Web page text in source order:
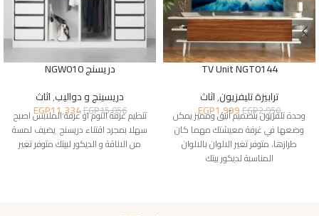
TV Unit NGT0144
ترابيزة تليفزيون,اثاث
EGP2,950
EGP1,999
وحدة تلفزيون بتصميم أنيق ومميز يمكن
وضعها في غرفة معيشتك مهما كان
طرازها. متوفر تغير الالوان بالالوان
المناسبة لديكور بيتك
دريسنج NGW010
دريسينج و دواليب,اثاث
EGP15,056
EGP11,334
تنظيم غرفة النوم او غرفة الملابس اصبح
سهلا بمجرد اقتناء دريسنج يضيف لمسة
من الاناقة و الديكور لبيتك متوفر تغير